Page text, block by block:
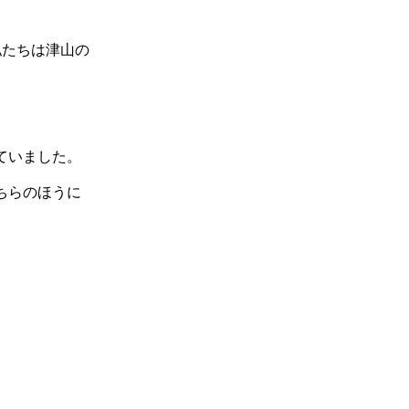
ちは津山の
ました。
らのほうに